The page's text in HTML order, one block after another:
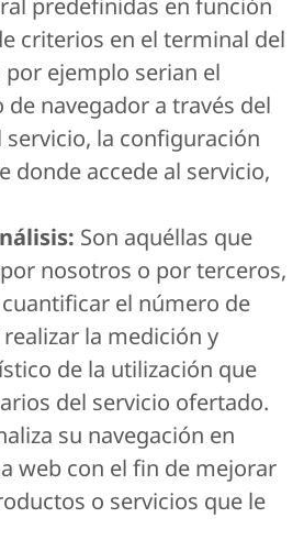
criterios en el terminal del
ejemplo serian el
navegador a través del
servicio, la configuración
donde accede al servicio,
Son aquéllas que
nosotros o por terceros,
el número de
la medición y
de la utilización que
del servicio ofertado.
su navegación en
web con el fin de mejorar
o servicios que le